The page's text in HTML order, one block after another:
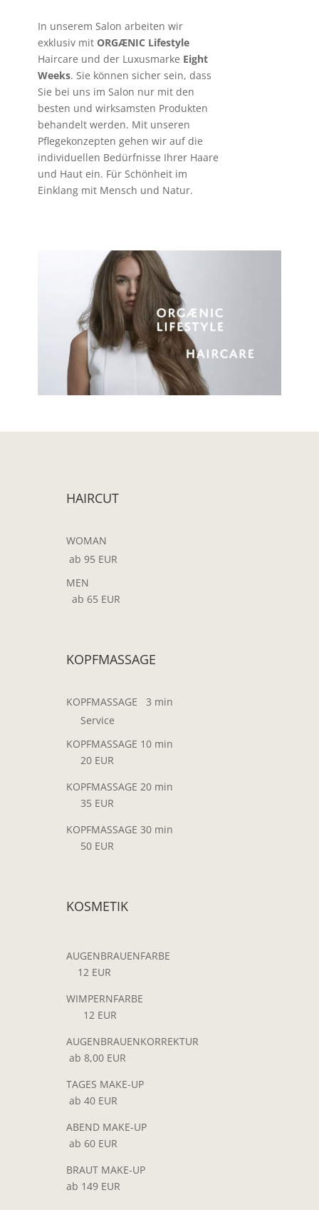
In unserem Salon arbeiten wir
exklusiv mit ORGÆNIC Lifestyle
Haircare und der Luxusmarke Eight
Weeks. Sie können sicher sein, dass
Sie bei uns im Salon nur mit den
besten und wirksamsten Produkten
behandelt werden. Mit unseren
Pflegekonzepten gehen wir auf die
individuellen Bedürfnisse Ihrer Haare
und Haut ein. Für Schönheit im
Einklang mit Mensch und Natur.
HAIRCUT
WOMAN
ab 95 EUR
MEN
ab 65 EUR
KOPFMASSAGE
KOPFMASSAGE 3 min
Service
KOPFMASSAGE 10 min
20 EUR
KOPFMASSAGE 20 min
35 EUR
KOPFMASSAGE 30 min
50 EUR
KOSMETIK
AUGENBRAUENFARBE
12 EUR
WIMPERNFARBE
12 EUR
AUGENBRAUENKORREKTUR
ab 8,00 EUR
TAGES MAKE-UP
ab 40 EUR
ABEND MAKE-UP
ab 60 EUR
BRAUT MAKE-UP
ab 149 EUR